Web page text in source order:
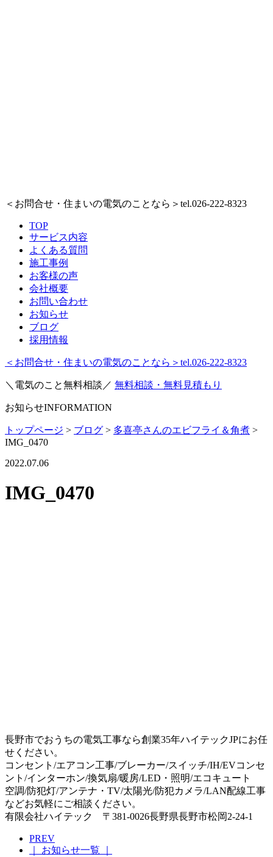
＜お問合せ・住まいの電気のことなら＞ tel.026-222-8323
TOP
サービス内容
よくある質問
施工事例
お客様の声
会社概要
お問い合わせ
お知らせ
ブログ
採用情報
＜お問合せ・住まいの電気のことなら＞ tel.026-222-8323
＼電気のこと無料相談／ 無料相談・無料見積もり
お知らせINFORMATION
トップページ > ブログ > 多喜亭さんのエビフライ＆角煮 >
IMG_0470
2022.07.06
IMG_0470
長野市でおうちの電気工事なら創業35年ハイテックJPにお任
せください。
コンセント/エアコン工事/ブレーカー/スイッチ/IH/EVコンセ
ント/インターホン/換気扇/暖房/LED・照明/エコキュート
空調/防犯灯/アンテナ・TV/太陽光/防犯カメラ/LAN配線工事
などお気軽にご相談ください。
有限会社ハイテック 〒381-0026長野県長野市松岡2-24-1
PREV
｜ お知らせ一覧 ｜